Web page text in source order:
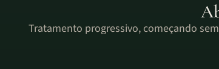
Tratamento progressivo, começando